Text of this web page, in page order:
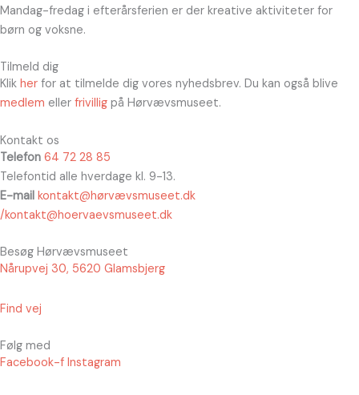
Mandag-fredag i efterårsferien er der kreative aktiviteter for
børn og voksne.
Tilmeld dig
Klik her for at tilmelde dig vores nyhedsbrev. Du kan også blive
medlem eller frivillig på Hørvævsmuseet.
Kontakt os
Telefon 64 72 28 85
Telefontid alle hverdage kl. 9-13.
E-mail kontakt@hørvævsmuseet.dk
/kontakt@hoervaevsmuseet.dk
Besøg Hørvævsmuseet
Nårupvej 30, 5620 Glamsbjerg
Find vej
Følg med
Facebook-f Instagram